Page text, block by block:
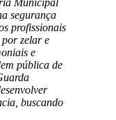
segurança
profissionais
por zelar e
e
pública de
buscando